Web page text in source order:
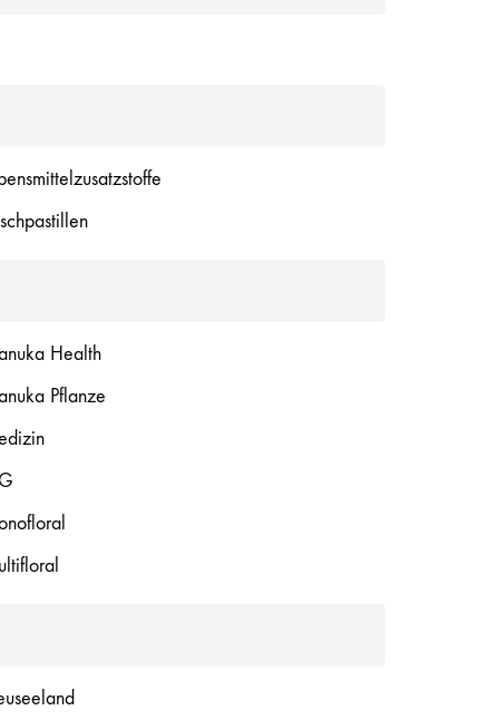
Health
Pflanze